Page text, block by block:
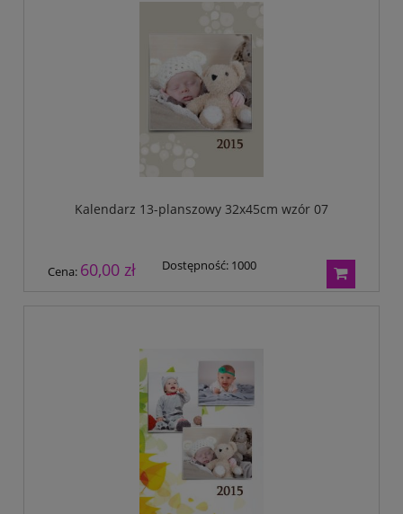
Kalendarz 13-planszowy 32x45cm wzór 07
Cena: 60,00 zł Dostępność: 1000